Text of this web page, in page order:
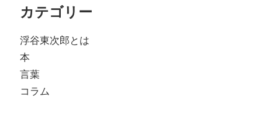
ョ
ン
カテゴリー
浮谷東次郎とは
本
言葉
コラム